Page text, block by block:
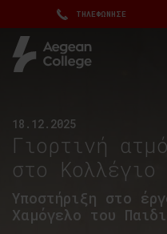
ΤΗΛΕΦΩΝΗΣΕ
18.12.2025
Γιορτινή
στο Κολλέγιο
Υποστήριξη στο
Χαμόγελο του